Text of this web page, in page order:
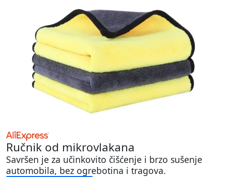
Ručnik od mikrovlakana
Savršen je za učinkovito čišćenje i brzo sušenje
automobila, bez ogrebotina i tragova.